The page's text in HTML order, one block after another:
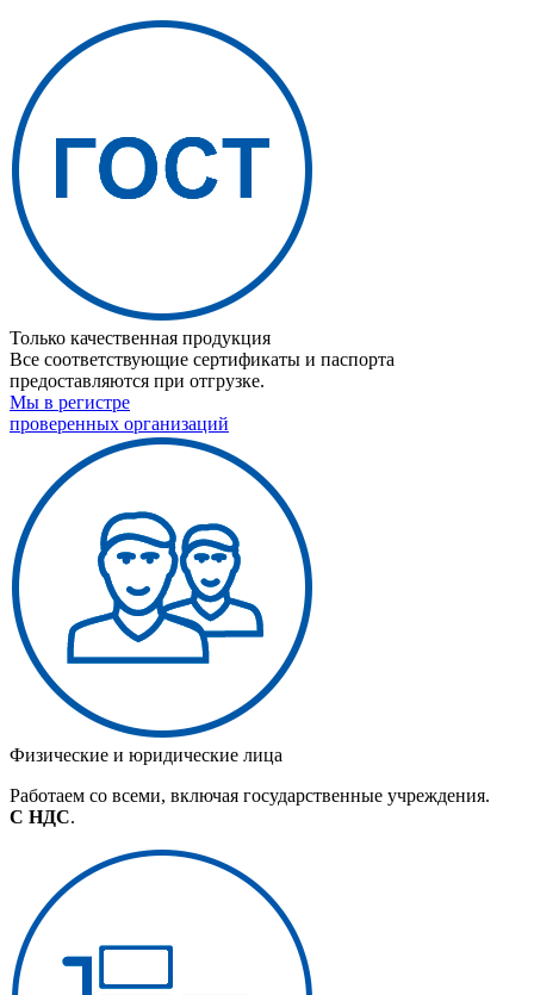
Только качественная продукция
Все соответствующие сертификаты и паспорта
предоставляются при отгрузке.
Мы в регистре
проверенных организаций
Физические и юридические лица
Работаем со всеми, включая государственные учреждения.
С НДС.